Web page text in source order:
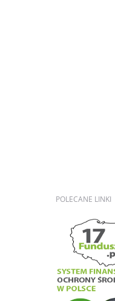
POLECANE LINKI